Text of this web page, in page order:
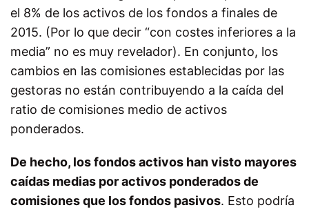
el 8% de los activos de los fondos a finales de
2015. (Por lo que decir “con costes inferiores a la
media” no es muy revelador). En conjunto, los
cambios en las comisiones establecidas por las
gestoras no están contribuyendo a la caída del
ratio de comisiones medio de activos
ponderados.
De hecho, los fondos activos han visto mayores
caídas medias por activos ponderados de
comisiones que los fondos pasivos. Esto podría